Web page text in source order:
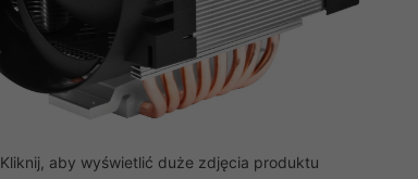
Kliknij, aby wyświetlić duże zdjęcia produktu